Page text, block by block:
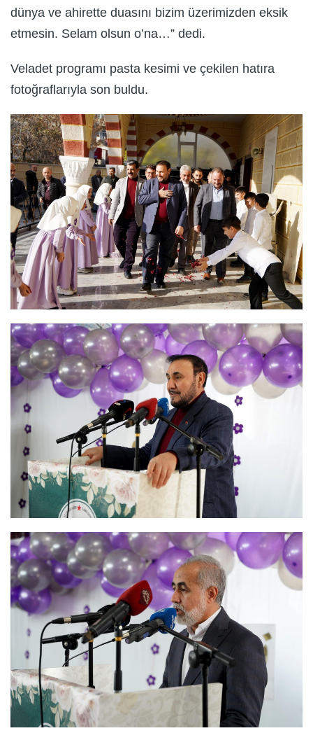
dünya ve ahirette duasını bizim üzerimizden eksik
etmesin. Selam olsun o’na…” dedi.
Veladet programı pasta kesimi ve çekilen hatıra
fotoğraflarıyla son buldu.